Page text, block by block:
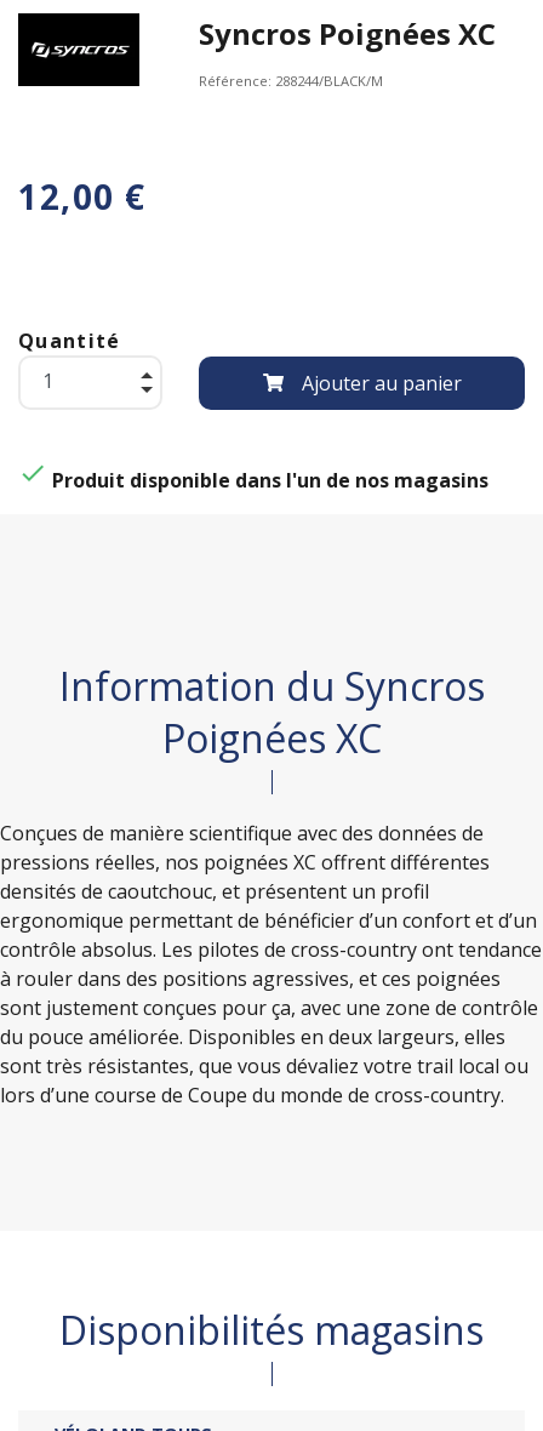
Syncros Poignées XC
Référence: 288244/BLACK/M
12,00 €
Quantité
Ajouter au panier
 Produit disponible dans l'un de nos magasins
Information du Syncros
Poignées XC
Conçues de manière scientifique avec des données de
pressions réelles, nos poignées XC offrent différentes
densités de caoutchouc, et présentent un profil
ergonomique permettant de bénéficier d’un confort et d’un
contrôle absolus. Les pilotes de cross-country ont tendance
à rouler dans des positions agressives, et ces poignées
sont justement conçues pour ça, avec une zone de contrôle
du pouce améliorée. Disponibles en deux largeurs, elles
sont très résistantes, que vous dévaliez votre trail local ou
lors d’une course de Coupe du monde de cross-country.
Disponibilités magasins